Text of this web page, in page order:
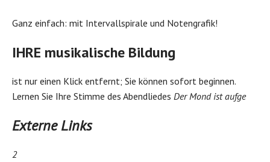
Ganz einfach: mit Intervallspirale und Notengrafik!
IHRE musikalische Bildung
ist nur einen Klick entfernt; Sie können sofort beginnen.
Lernen Sie Ihre Stimme des Abendliedes Der Mond ist aufge
Externe Links
2